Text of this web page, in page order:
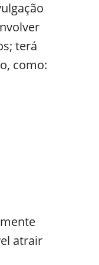
terá
como:
atrair